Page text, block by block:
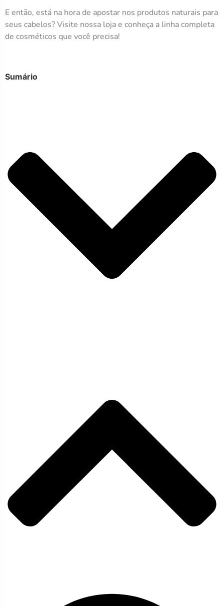
E então, está na hora de apostar nos produtos naturais para
seus cabelos? Visite nossa loja e conheça a linha completa
de cosméticos que você precisa!
Sumário